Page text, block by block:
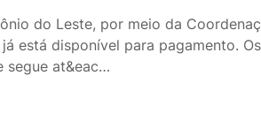
do Leste, por meio da
está disponível para pagamento.
segue at&eac…